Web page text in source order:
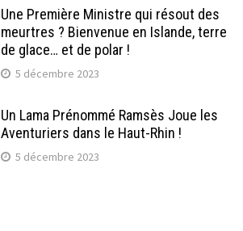
Une Première Ministre qui résout des
meurtres ? Bienvenue en Islande, terre
de glace… et de polar !
5 décembre 2023
Un Lama Prénommé Ramsès Joue les
Aventuriers dans le Haut-Rhin !
5 décembre 2023